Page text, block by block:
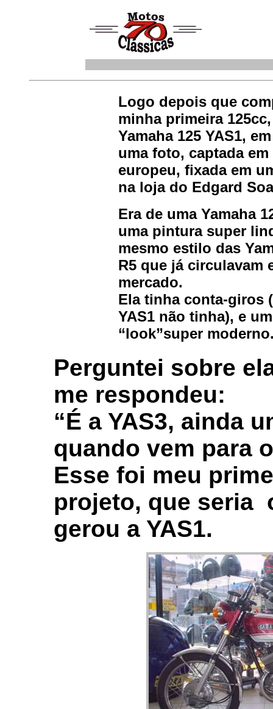
Logo depois que
minha primeira
Yamaha 125 YAS1,
uma foto, captada
europeu, fixada em
na loja do Edgard
Era de uma Yamaha
uma pintura super
mesmo estilo das
R5 que já circulavam
mercado.
Ela tinha conta-giros
YAS1 não tinha), e um
“look”super
Perguntei sobre
me respondeu:
“É a YAS3, ainda
quando vem para
Esse foi meu
projeto, que seria
gerou a YAS1.